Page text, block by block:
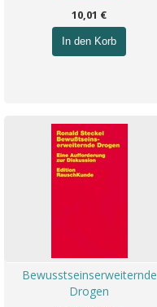
10,01 €
In den Korb
Bewusstseinserweiternde
Drogen